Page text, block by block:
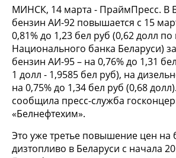
МИНСК, 14 марта - ПраймПресс. В
бензин АИ-92 повышается с 15
0,81% до 1,23 бел руб (0,62 долл по
Национального банка Беларуси)
бензин АИ-95 – на 0,76% до 1,31
1 долл - 1,9585 бел руб), на
на 0,75% до 1,34 бел руб (0,68
сообщила пресс-служба
«Белнефтехим».
Это уже третье повышение цен на
дизтопливо в Беларуси с начала